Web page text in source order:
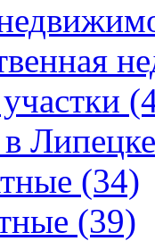
Липецке
(34)
(39)